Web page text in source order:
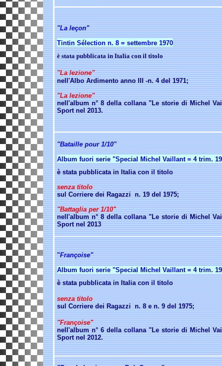
"La leçon"
Tintin Sélection n. 8 = settembre 1970
è stata pubblicata in Italia con il titolo
"La lezione"
nell'Albo Ardimento anno III -n. 4 del 1971;
"La lezione"
nell'album n° 8 della collana "Le storie di Michel
Sport nel 2013.
"Bataille pour 1/10"
Album fuori serie "Special Michel Vaillant = 4 trim.
è stata pubblicata in Italia con il titolo
senza titolo
sul Corriere dei Ragazzi n. 19 del 1975;
"Battaglia per 1/10"
nell'album n° 8 della collana "Le storie di Michel
Sport nel 2013
"Françoise"
Album fuori serie "Special Michel Vaillant = 4 trim.
è stata pubblicata in Italia con il titolo
senza titolo
sul Corriere dei Ragazzi n. 8 e n. 9 del 1975;
"Françoise"
nell'album n° 6 della collana "Le storie di Michel
Sport nel 2012.